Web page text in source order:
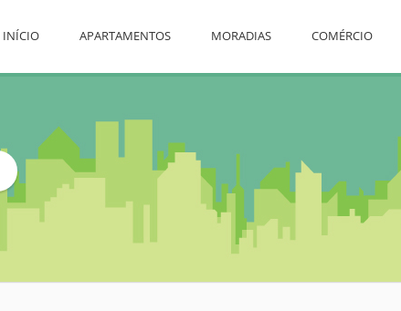
INÍCIO APARTAMENTOS MORADIAS COMÉRCIO